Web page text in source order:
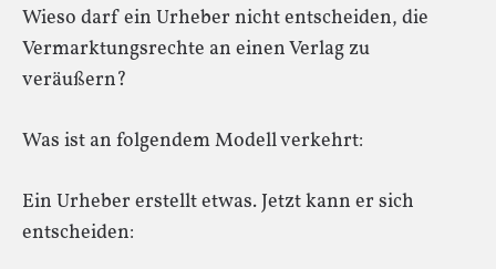
Wieso darf ein Urheber nicht entscheiden, die
Vermarktungsrechte an einen Verlag zu
veräußern?
Was ist an folgendem Modell verkehrt:
Ein Urheber erstellt etwas. Jetzt kann er sich
entscheiden: